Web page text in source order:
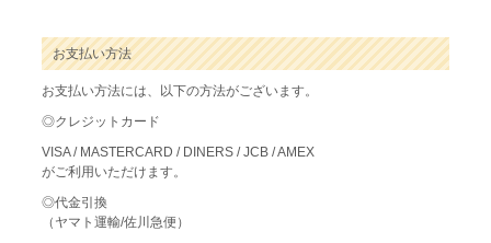
お支払い方法
お支払い方法には、以下の方法がございます。
◎クレジットカード
VISA / MASTERCARD / DINERS / JCB / AMEX
がご利用いただけます。
◎代金引換
（ヤマト運輸/佐川急便）